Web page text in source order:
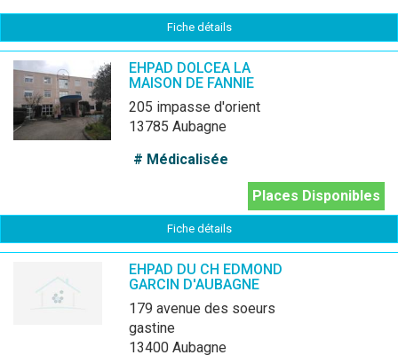
Fiche détails
EHPAD DOLCEA LA
MAISON DE FANNIE
205 impasse d'orient
13785 Aubagne
# Médicalisée
Places Disponibles
Fiche détails
EHPAD DU CH EDMOND
GARCIN D'AUBAGNE
179 avenue des soeurs
gastine
13400 Aubagne